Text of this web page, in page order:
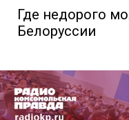
Где недорого
Белоруссии